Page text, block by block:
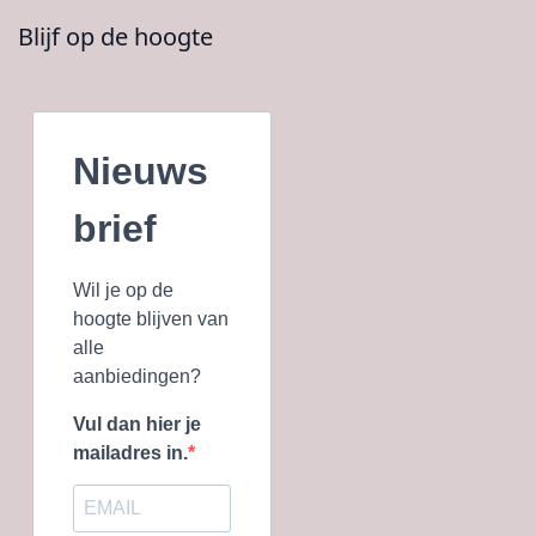
Blijf op de hoogte
Nieuws
brief
Wil je op de
hoogte blijven van
alle
aanbiedingen?
Vul dan hier je
mailadres in.